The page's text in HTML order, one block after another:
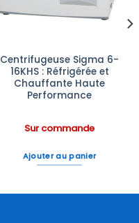
Centrifugeuse Sigma 6-
16KHS : Réfrigérée et
Chauffante Haute
Performance
Sur commande
Ajouter au panier